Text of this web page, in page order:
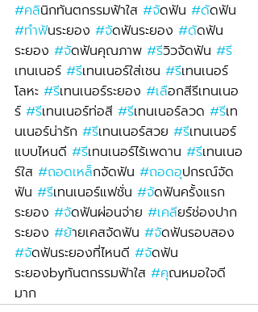
#คลินิกทันตกรรมฟ้าใส #จัดฟัน #ดัดฟัน
#ทำฟันระยอง #จัดฟันระยอง #ดัดฟัน
ระยอง #จัดฟันคุณภาพ #รีวิวจัดฟัน #ร
เทนเนอร์ #รีเทนเนอร์ใส่เชน #รีเทนเนอร์
โลหะ #รีเทนเนอร์ระยอง #เลือกสีรีเทนเนอ
ร์ #รีเทนเนอร์ท่อสี #รีเทนเนอร์ลวด #รีเท
นเนอร์น่ารัก #รีเทนเนอร์สวย #รีเทนเนอร์
แบบไหนดี #รีเทนเนอร์ไร้เพดาน #รีเทนเนอ
ร์ใส #ถอดเหล็กจัดฟัน #ถอดอุปกรณ์จัด
ฟัน #รีเทนเนอร์แฟชั่น #จัดฟันครั้งแรก
ระยอง #จัดฟันผ่อนจ่าย #เคลียร์ช่องปาก
ระยอง #ย้ายเคสจัดฟัน #จัดฟันรอบสอง
#จัดฟันระยองที่ไหนดี #จัดฟัน
ระยองbyทันตกรรมฟ้าใส #คุณหมอใจดี
มาก